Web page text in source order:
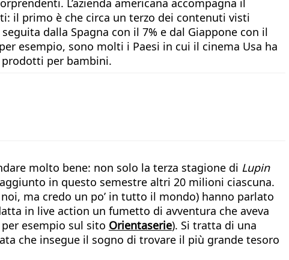
L’azienda americana accompagna il
il primo è che circa un terzo dei contenuti visti
dalla Spagna con il 7% e dal Giappone con il
esempio, sono molti i Paesi in cui il cinema Usa ha
prodotti per bambini.
molto bene: non solo la terza stagione di Lupin
in questo semestre altri 20 milioni ciascuna.
ma credo un po’ in tutto il mondo) hanno parlato
in live action un fumetto di avventura che aveva
esempio sul sito Orientaserie). Si tratta di una
che insegue il sogno di trovare il più grande tesoro